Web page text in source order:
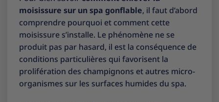
moisissure sur un spa gonflable, il faut d’abord
comprendre pourquoi et comment cette
moisissure s’installe. Le phénomène ne se
produit pas par hasard, il est la conséquence de
conditions particulières qui favorisent la
prolifération des champignons et autres micro-
organismes sur les surfaces humides du spa.